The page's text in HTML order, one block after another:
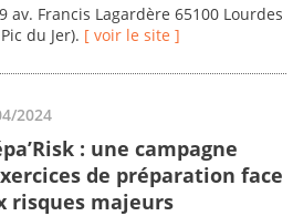
av. Francis Lagardère 65100 Lourdes
du Jer). [ voir le site ]
2024
: une campagne
de préparation face
risques majeurs